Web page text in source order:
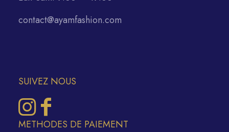
contact@ayamfashion.com
SUIVEZ NOUS
METHODES DE PAIEMENT